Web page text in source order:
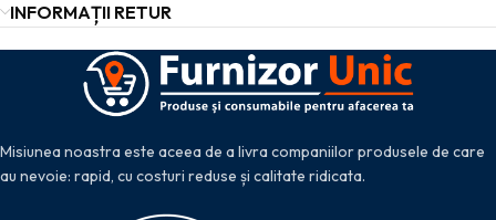
INFORMAȚII RETUR
Misiunea noastra este aceea de a livra companiilor produsele de care
au nevoie: rapid, cu costuri reduse și calitate ridicata.